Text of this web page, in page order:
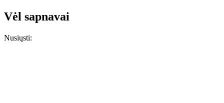
Vėl sapnavai
Nusiųsti: